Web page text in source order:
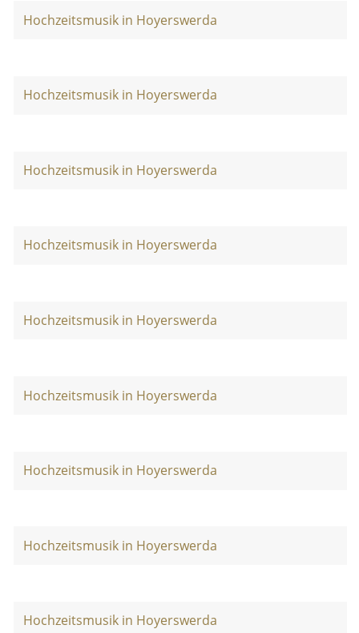
Hochzeitsmusik in Hoyerswerda
Hochzeitsmusik in Hoyerswerda
Hochzeitsmusik in Hoyerswerda
Hochzeitsmusik in Hoyerswerda
Hochzeitsmusik in Hoyerswerda
Hochzeitsmusik in Hoyerswerda
Hochzeitsmusik in Hoyerswerda
Hochzeitsmusik in Hoyerswerda
Hochzeitsmusik in Hoyerswerda